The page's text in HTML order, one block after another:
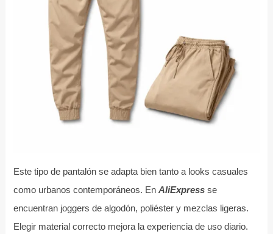
Este tipo de pantalón se adapta bien tanto a looks casuales
como urbanos contemporáneos. En AliExpressse
encuentran joggers de algodón, poliéster y mezclas ligeras.
Elegir material correcto mejora la experiencia de uso diario.